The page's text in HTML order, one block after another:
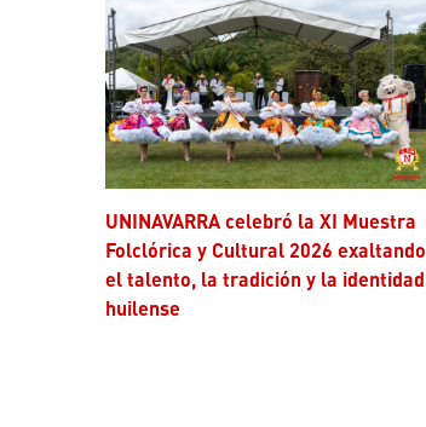
UNINAVARRA celebró la XI Muestra
Folclórica y Cultural 2026 exaltando
el talento, la tradición y la identidad
huilense